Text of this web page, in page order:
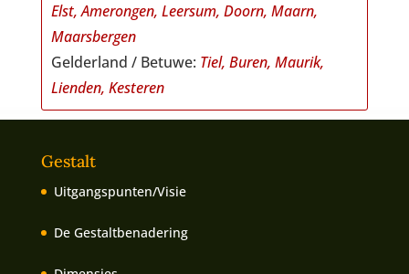
Elst, Amerongen, Leersum, Doorn, Maarn,
Maarsbergen
Gelderland / Betuwe: Tiel, Buren, Maurik,
Lienden, Kesteren
Gestalt
Uitgangspunten/Visie
De Gestaltbenadering